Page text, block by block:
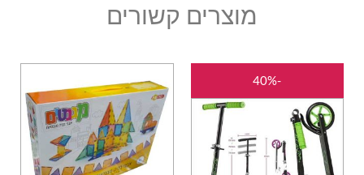
מוצרים קשורים
-40%
זה
יש
מספר
סוגים.
המחיר
המקורי
היה:
₪200.00.
הוא:
₪120.00.